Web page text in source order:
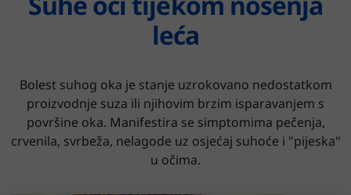
leća
Bolest suhog oka je stanje uzrokovano nedostatkom
proizvodnje suza ili njihovim brzim isparavanjem s
površine oka. Manifestira se simptomima pečenja,
crvenila, svrbeža, nelagode uz osjećaj suhoće i "pijeska"
u očima.